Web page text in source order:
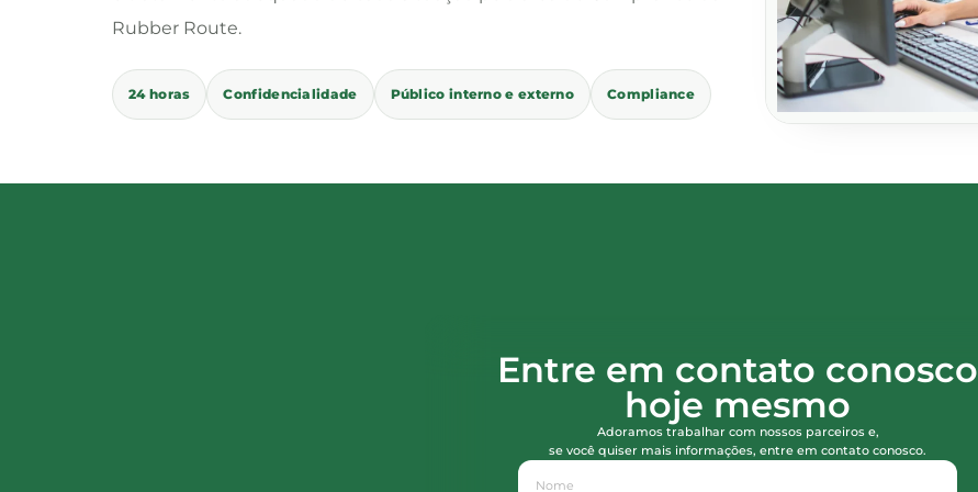
Rubber Route.
24 horas Confidencialidade Público interno e externo Compliance
Entre em contato conosco
hoje mesmo
Adoramos trabalhar com nossos parceiros e,
se você quiser mais informações, entre em contato conosco.